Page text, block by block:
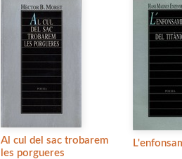
Al cul del sac trobarem
les porgueres